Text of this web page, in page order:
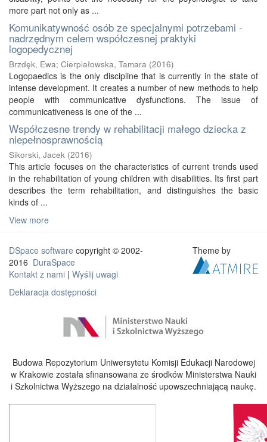
more part not only as ...
Komunikatywność osób ze specjalnymi potrzebami -
nadrzędnym celem współczesnej praktyki
logopedycznej
Brzdęk, Ewa; Cierpiałowska, Tamara (2016)
Logopaedics is the only discipline that is currently in the state of
intense development. It creates a number of new methods to help
people with communicative dysfunctions. The issue of
communicativeness is one of the ...
Współczesne trendy w rehabilitacji małego dziecka z
niepełnosprawnością
Sikorski, Jacek (2016)
This article focuses on the characteristics of current trends used
in the rehabilitation of young children with disabilities. Its first part
describes the term rehabilitation, and distinguishes the basic
kinds of ...
View more
DSpace software copyright © 2002-
2016 DuraSpace
Kontakt z nami | Wyślij uwagi
Deklaracja dostępności
Theme by
Budowa Repozytorium Uniwersytetu Komisji Edukacji Narodowej
w Krakowie została sfinansowana ze środków Ministerstwa Nauki
i Szkolnictwa Wyższego na działalność upowszechniającą naukę.